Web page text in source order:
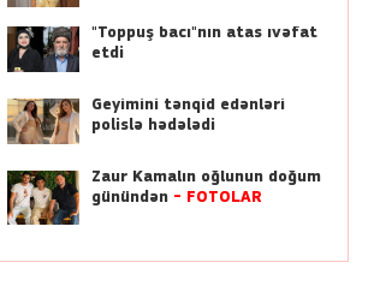
Əliyeva
Xalq şairi Nəriman
Həsənzadə dünyasını
01:13
"Toppuş bacı"nın atas ıvəfat
etdi
Geyimini tənqid edənləri
polislə hədələdi
Zaur Kamalın oğlunun doğum
günündən - FOTOLAR